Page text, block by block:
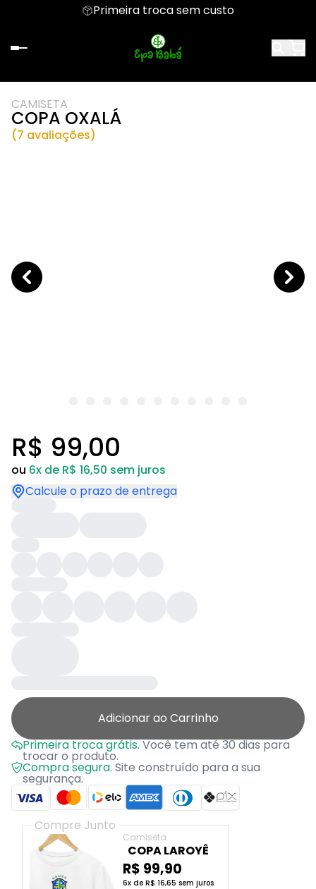
Primeira troca sem custo
CAMISETA
COPA OXALÁ
(7 avaliações)
R$ 99,00
ou 6x de R$ 16,50 sem juros
Calcule o prazo de entrega
Adicionar ao Carrinho
Primeira troca grátis.Você tem até 30 dias para
trocar o produto.
Compra segura. Site construído para a sua
segurança.
Compre Junto
Camiseta
COPA LAROYÊ
R$ 99,90
6x de R$ 16,65 sem juros